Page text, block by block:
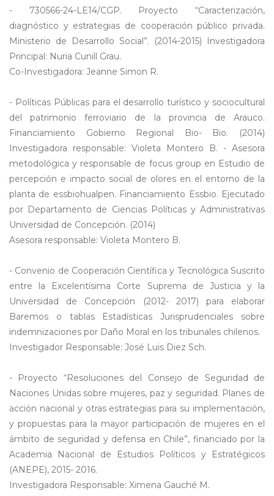
- 730566-24-LE14/CGP. Proyecto “Caracterización,
diagnóstico y estrategias de cooperación público privada.
Ministerio de Desarrollo Social”. (2014-2015) Investigadora
Principal: Nuria Cunill Grau.
Co-Investigadora: Jeanne Simon R.
- Políticas Públicas para el desarrollo turístico y sociocultural
del patrimonio ferroviario de la provincia de Arauco.
Financiamiento Gobierno Regional Bio- Bio. (2014)
Investigadora responsable: Violeta Montero B. - Asesora
metodológica y responsable de focus group en Estudio de
percepción e impacto social de olores en el entorno de la
planta de essbiohualpen. Financiamiento Essbio. Ejecutado
por Departamento de Ciencias Políticas y Administrativas
Universidad de Concepción. (2014)
Asesora responsable: Violeta Montero B.
- Convenio de Cooperación Científica y Tecnológica Suscrito
entre la Excelentísima Corte Suprema de Justicia y la
Universidad de Concepción (2012- 2017) para elaborar
Baremos o tablas Estadísticas Jurisprudenciales sobre
indemnizaciones por Daño Moral en los tribunales chilenos.
Investigador Responsable: José Luis Diez Sch.
- Proyecto “Resoluciones del Consejo de Seguridad de
Naciones Unidas sobre mujeres, paz y seguridad. Planes de
acción nacional y otras estrategias para su implementación,
y propuestas para la mayor participación de mujeres en el
ámbito de seguridad y defensa en Chile”, financiado por la
Academia Nacional de Estudios Políticos y Estratégicos
(ANEPE), 2015- 2016.
Investigadora Responsable: Ximena Gauché M.